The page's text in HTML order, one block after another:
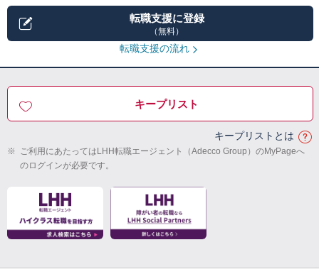
転職支援に登録
（無料）
転職支援の流れ
キープリスト
キープリストとは
※ ご利用にあたってはLHH転職エージェント（Adecco Group）のMyPageへ
のログインが必要です。